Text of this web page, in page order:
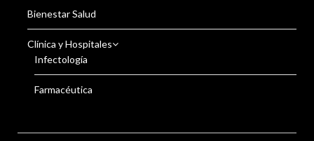
Bienestar Salud
Clínica y Hospitales
Infectología
Farmacéutica